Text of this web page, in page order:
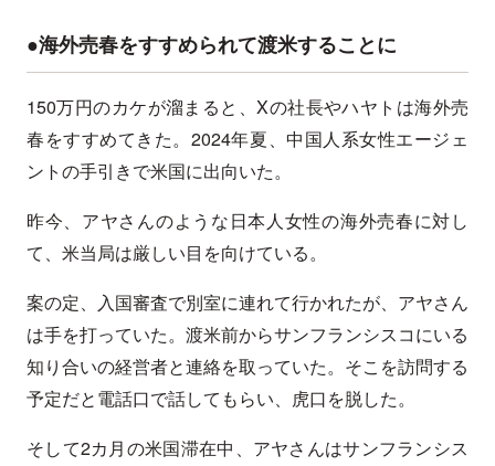
●海外売春をすすめられて渡米することに
150万円のカケが溜まると、Xの社長やハヤトは海外売
春をすすめてきた。2024年夏、中国人系女性エージェ
ントの手引きで米国に出向いた。
昨今、アヤさんのような日本人女性の海外売春に対し
て、米当局は厳しい目を向けている。
案の定、入国審査で別室に連れて行かれたが、アヤさん
は手を打っていた。渡米前からサンフランシスコにいる
知り合いの経営者と連絡を取っていた。そこを訪問する
予定だと電話口で話してもらい、虎口を脱した。
そして2カ月の米国滞在中、アヤさんはサンフランシス